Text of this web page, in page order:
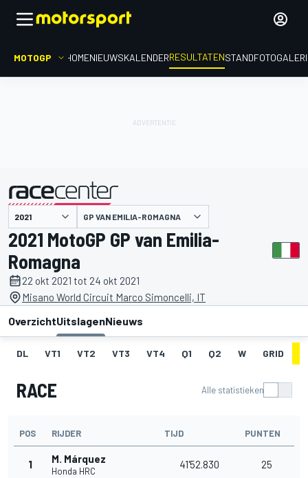
MOTOGP HOMENIEUWSKALENDERRESULTATENSTAND
gepresenteerd door GP VAN EMILIA-ROMAGNA
2021 MotoGP GP van Emilia-
Romagna
22 okt 2021 tot 24 okt 2021
Misano World Circuit Marco Simoncelli, IT
OverzichtUitslagenNieuws
DL VT1 VT2 VT3 VT4 Q1 Q2 W GRID
RACE Alle statistieken
POS RIJDER TIJD PUNTEN
1 M. Márquez
Honda HRC
41'52.830 25